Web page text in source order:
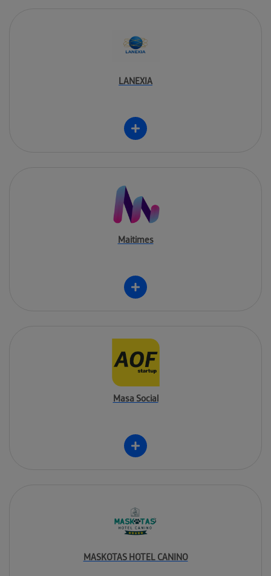
LANEXIA
Maitimes
Masa Social
MASKOTAS HOTEL CANINO